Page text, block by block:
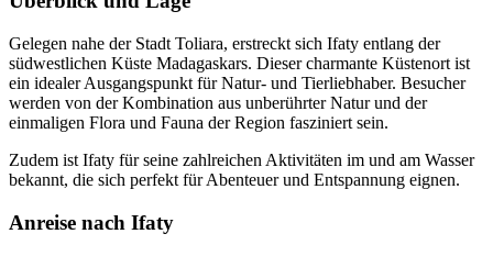
Gelegen nahe der Stadt Toliara, erstreckt sich Ifaty entlang der
südwestlichen Küste Madagaskars. Dieser charmante Küstenort ist
ein idealer Ausgangspunkt für Natur- und Tierliebhaber. Besucher
werden von der Kombination aus unberührter Natur und der
einmaligen Flora und Fauna der Region fasziniert sein.
Zudem ist Ifaty für seine zahlreichen Aktivitäten im und am Wasser
bekannt, die sich perfekt für Abenteuer und Entspannung eignen.
Anreise nach Ifaty